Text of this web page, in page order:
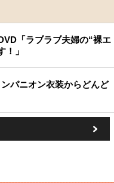
「ラブラブ夫婦の“裸エ
！」
パニオン衣装からどんど